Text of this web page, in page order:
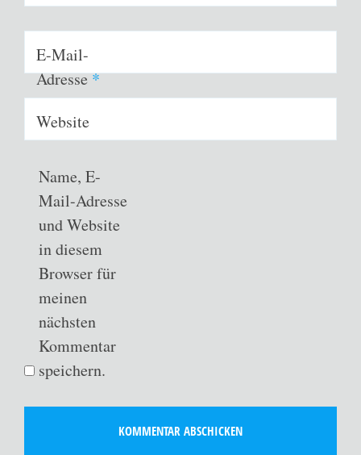
E-Mail-
Adresse*
Website
Name, E-
Mail-Adresse
und Website
in diesem
Browser für
meinen
nächsten
Kommentar
speichern.